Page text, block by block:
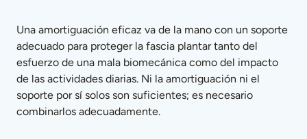
Una amortiguación eficaz va de la mano con un soporte
adecuado para proteger la fascia plantar tanto del
esfuerzo de una mala biomecánica como del impacto
de las actividades diarias. Ni la amortiguación ni el
soporte por sí solos son suficientes; es necesario
combinarlos adecuadamente.